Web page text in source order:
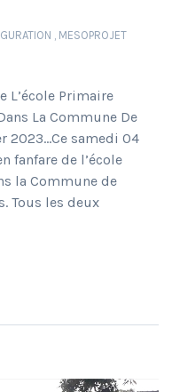
, MESOPROJET
L’école Primaire
La Commune De
2023…Ce samedi 04
fanfare de l’école
la Commune de
Tous les deux